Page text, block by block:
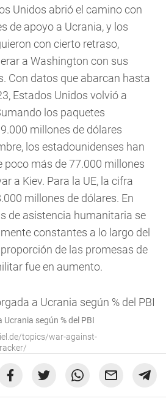
Unidos abrió el camino con
de apoyo a Ucrania, y los
con cierto retraso,
a Washington con sus
Con datos que abarcan hasta
Estados Unidos volvió a
los paquetes
millones de dólares
los estadounidenses han
poco más de 77.000 millones
a Kiev. Para la UE, la cifra
millones de dólares. En
de asistencia humanitaria se
constantes a lo largo del
de las promesas de
fue en aumento.
según % del PBI
topics/war-against-